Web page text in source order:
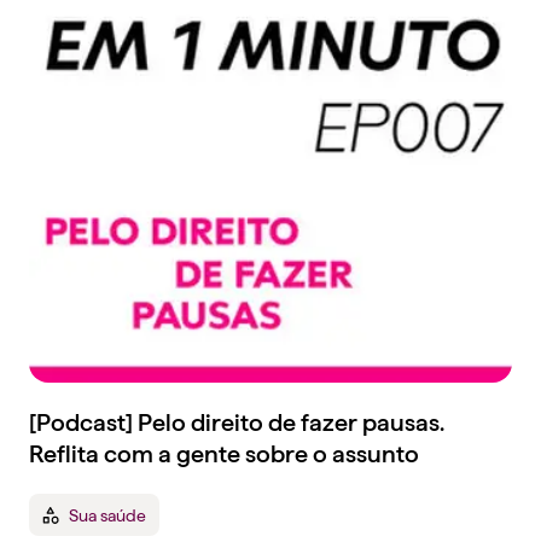
[Podcast] Pelo direito de fazer pausas.
Reflita com a gente sobre o assunto
Sua saúde